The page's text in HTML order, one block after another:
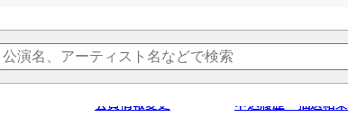
会員情報変更 申込履歴・抽選結果